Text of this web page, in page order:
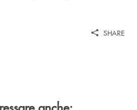
SHARE